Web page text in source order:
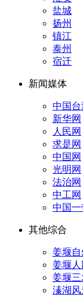
盐城
扬州
镇江
泰州
宿迁
新闻媒体
中国台
新华网
人民网
求是网
中国网
光明网
法治网
中工网
中国
其他综合
姜堰自
姜堰人
姜堰三
溱湖风